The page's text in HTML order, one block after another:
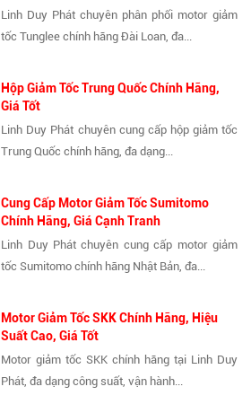
Linh Duy Phát chuyên phân phối motor giảm
tốc Tunglee chính hãng Đài Loan, đa...
Hộp Giảm Tốc Trung Quốc Chính Hãng,
Giá Tốt
Linh Duy Phát chuyên cung cấp hộp giảm tốc
Trung Quốc chính hãng, đa dạng...
Cung Cấp Motor Giảm Tốc Sumitomo
Chính Hãng, Giá Cạnh Tranh
Linh Duy Phát chuyên cung cấp motor giảm
tốc Sumitomo chính hãng Nhật Bản, đa...
Motor Giảm Tốc SKK Chính Hãng, Hiệu
Suất Cao, Giá Tốt
Motor giảm tốc SKK chính hãng tại Linh Duy
Phát, đa dạng công suất, vận hành...